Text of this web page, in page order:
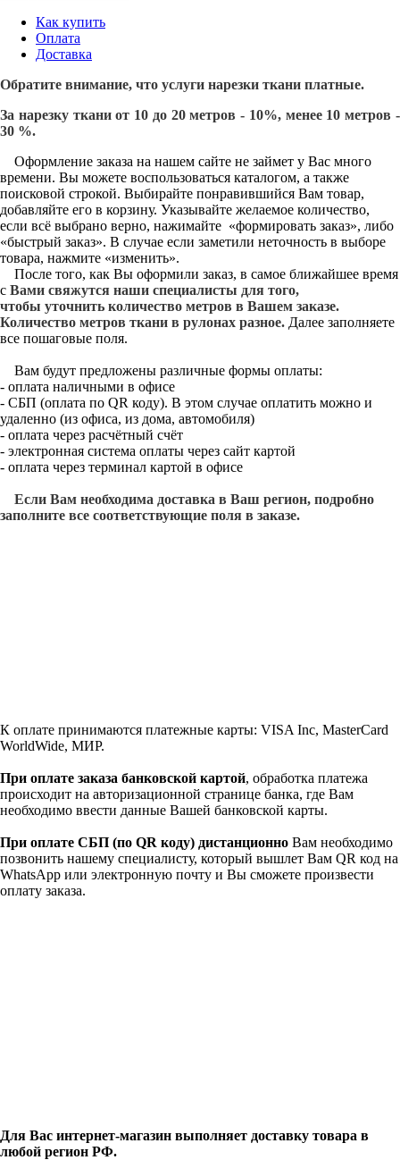
Как купить
Оплата
Доставка
Обратите внимание, что услуги нарезки ткани платные.
За нарезку ткани от 10 до 20 метров - 10%, менее 10 метров -
30 %.
Оформление заказа на нашем сайте не займет у Вас много
времени. Вы можете воспользоваться каталогом, а также
поисковой строкой. Выбирайте понравившийся Вам товар,
добавляйте его в корзину. Указывайте желаемое количество,
если всё выбрано верно, нажимайте «формировать заказ», либо
«быстрый заказ». В случае если заметили неточность в выборе
товара, нажмите «изменить».
После того, как Вы оформили заказ, в самое ближайшее время
с Вами свяжутся наши специалисты для того,
чтобы уточнить количество метров в Вашем заказе.
Количество метров ткани в рулонах разное. Далее заполняете
все пошаговые поля.
Вам будут предложены различные формы оплаты:
- оплата наличными в офисе
- СБП (оплата по QR коду). В этом случае оплатить можно и
удаленно (из офиса, из дома, автомобиля)
- оплата через расчётный счёт
- электронная система оплаты через сайт картой
- оплата через терминал картой в офисе
Если Вам необходима доставка в Ваш регион, подробно
заполните все соответствующие поля в заказе.
К оплате принимаются платежные карты: VISA Inc, MasterCard
WorldWide, МИР.
При оплате заказа банковской картой, обработка платежа
происходит на авторизационной странице банка, где Вам
необходимо ввести данные Вашей банковской карты.
При оплате СБП (по QR коду) дистанционно Вам необходимо
позвонить нашему специалисту, который вышлет Вам QR код на
WhatsApp или электронную почту и Вы сможете произвести
оплату заказа.
Для Вас интернет-магазин выполняет доставку товара в
любой регион РФ.